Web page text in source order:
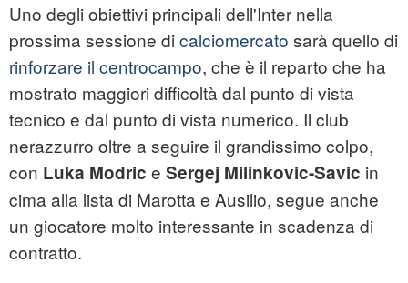
Uno degli obiettivi principali dell'Inter nella
prossima sessione di calciomercato sarà quello di
rinforzare il centrocampo, che è il reparto che ha
mostrato maggiori difficoltà dal punto di vista
tecnico e dal punto di vista numerico. Il club
nerazzurro oltre a seguire il grandissimo colpo,
con Luka Modric e Sergej Milinkovic-Savic in
cima alla lista di Marotta e Ausilio, segue anche
un giocatore molto interessante in scadenza di
contratto.